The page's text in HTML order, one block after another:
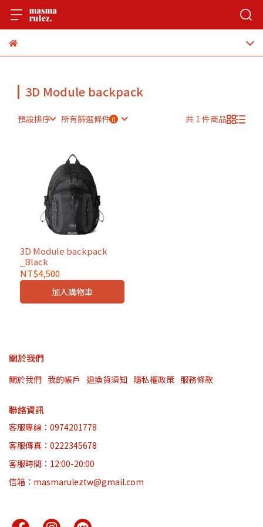
3D Module backpack
預設排序 所有篩選條件 共 1 件商品
3D Module backpack
_Black
NT$4,500
加入購物車
關於我們
關於我們 我的帳戶 退換貨須知 隱私權政策 服務條款
聯絡資訊
客服專線：0974201778
客服傳真：0222345678
客服時間：12:00-20:00
信箱：masmaruleztw@gmail.com